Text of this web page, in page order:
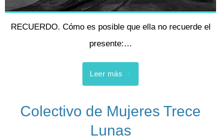
RECUERDO. Cómo es posible que ella no recuerde el
presente:…
Leer más
Colectivo de Mujeres Trece
Lunas